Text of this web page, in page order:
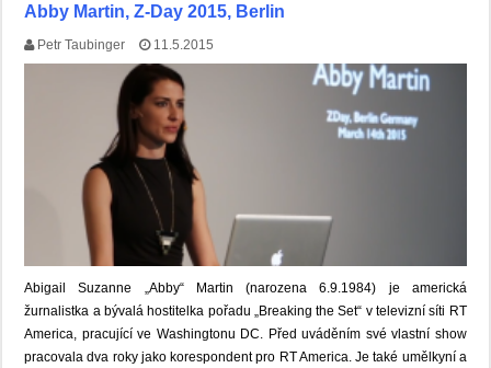
Abby Martin, Z-Day 2015, Berlin
Petr Taubinger 11.5.2015
Abigail Suzanne „Abby“ Martin (narozena 6.9.1984) je americká
žurnalistka a bývalá hostitelka pořadu „Breaking the Set“ v televizní síti RT
America, pracující ve Washingtonu DC. Před uváděním své vlastní show
pracovala dva roky jako korespondent pro RT America. Je také umělkyní a